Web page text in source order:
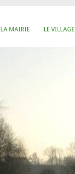
LA MAIRIE LE VILLAGE